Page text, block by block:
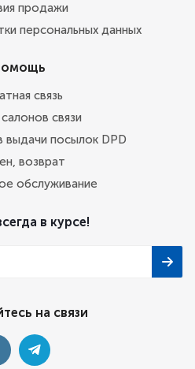
продажи
персональных данных
связь
связи
выдачи посылок DPD
возврат
обслуживание
в курсе!
на связи